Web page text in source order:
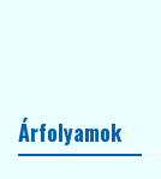
Árfolyamok